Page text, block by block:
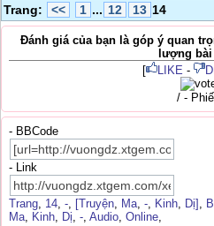
Trang: << 1 ... 12 13 14
Đánh giá của bạn là góp ý quan
lượng
[
LIKE -
/ -
- BBCode
- Link
Trang, 14, -, [Truyện, Ma, -, Kinh, Dị] ,
Ma, Kinh, Dị, -, Audio, Online,